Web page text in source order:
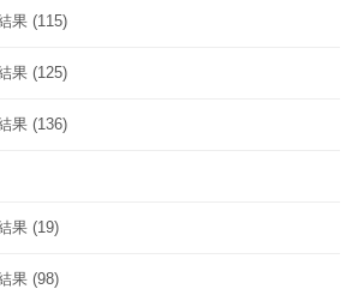
果 (115)
果 (125)
果 (136)
果 (19)
果 (98)